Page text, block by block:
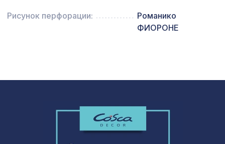
Экран для радиатора, МОДЕРН,
короб 1200х600х200мм, перфорация
Экран для радиатора, МОДЕРН,
Натуральные обои Cosca Traditional
Prints L5043, 0,91 x 6,2 м
Рисунок перфорации:
Романико
ФИОРОНЕ